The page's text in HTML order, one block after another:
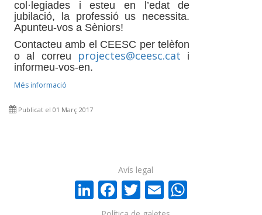
col·legiades i esteu en l’edat de
jubilació, la professió us necessita.
Apunteu-vos a Sèniors!
Contacteu amb el CEESC per telèfon
o al correu
projectes@ceesc.cat i
informeu-vos-en.
Més informació
Publicat el 01 Març 2017
LinkedIn
Facebook
Twitter
Email
Avís legal